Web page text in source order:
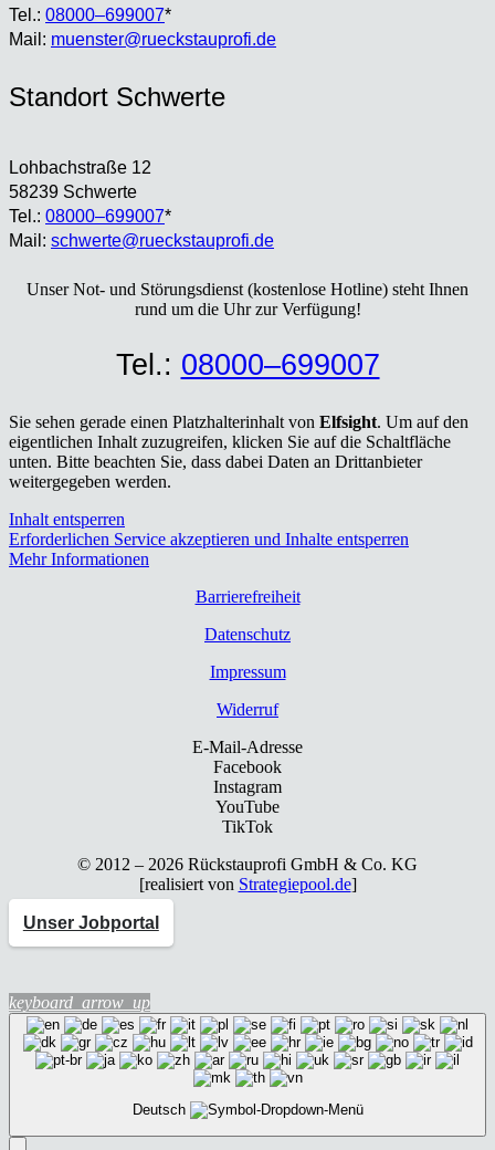
Tel.: 08000–699007*
Mail: muenster@rueckstauprofi.de
Stand­ort Schwer­te
Loh­bach­stra­ße 12
58239 Schwer­te
Tel.: 08000–699007*
Mail: schwerte@rueckstauprofi.de
Unser Not- und Stö­rungs­dienst (kos­ten­lo­se Hot­line) steht Ihnen
rund um die Uhr zur Ver­fü­gung!
Tel.: 08000–699007
Sie sehen gerade einen Platzhalterinhalt von Elfsight. Um auf den
eigentlichen Inhalt zuzugreifen, klicken Sie auf die Schaltfläche
unten. Bitte beachten Sie, dass dabei Daten an Drittanbieter
weitergegeben werden.
Inhalt entsperren
Erforderlichen Service akzeptieren und Inhalte entsperren
Mehr Informationen
Bar­rie­re­frei­heit
Daten­schutz
Impres­sum
Wider­ruf
E-Mail-Adresse
Facebook
Instagram
YouTube
TikTok
© 2012 – 2026 Rück­stau­pro­fi GmbH & Co. KG
[rea­li­siert von Strategiepool.de]
Unser Jobportal
keyboard_arrow_up
Deutsch